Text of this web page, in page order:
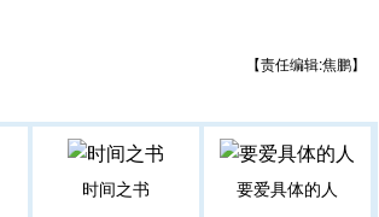
【责任编辑:焦鹏】
时间之书 要爱具体的人